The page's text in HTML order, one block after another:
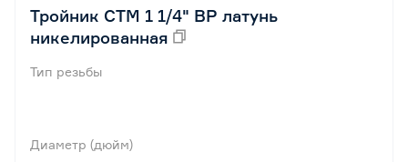
Тройник СТМ 1 1/4" ВР латунь
никелированная
Тип резьбы
Диаметр (дюйм)